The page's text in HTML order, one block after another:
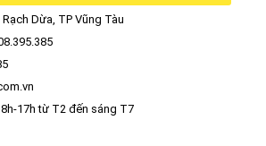
Dừa, TP Vũng Tàu
17h từ T2 đến sáng T7